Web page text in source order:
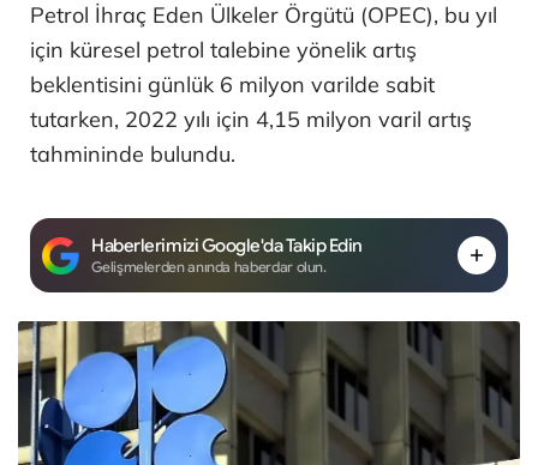
Petrol İhraç Eden Ülkeler Örgütü (OPEC), bu yıl
için küresel petrol talebine yönelik artış
beklentisini günlük 6 milyon varilde sabit
tutarken, 2022 yılı için 4,15 milyon varil artış
tahmininde bulundu.
Haberlerimizi Google'da Takip Edin
Gelişmelerden anında haberdar olun.